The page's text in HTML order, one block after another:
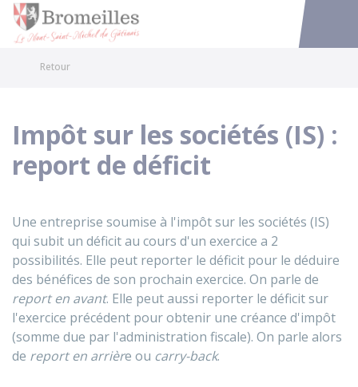
Accéder
Retour
Impôt sur les sociétés (IS) :
report de déficit
Une entreprise soumise à l'impôt sur les sociétés (IS)
qui subit un déficit au cours d'un exercice a 2
possibilités. Elle peut reporter le déficit pour le déduire
des bénéfices de son prochain exercice. On parle de
report en avant. Elle peut aussi reporter le déficit sur
l'exercice précédent pour obtenir une créance d'impôt
(somme due par l'administration fiscale). On parle alors
de report en arrière ou carry-back.